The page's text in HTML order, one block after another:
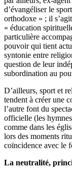
d’évangéliser le
orthodoxe » ; il
« éducation
particulière
pouvoir qui tient
syntonie entre
question de leur
subordination au
D’ailleurs, sport et
tendent à créer une
l’autre font du
officielle (les
comme dans les
lors des moments
coïncidence avec le
La neutralité,